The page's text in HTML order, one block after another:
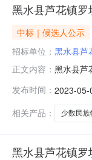
黑水县芦花镇
中标｜候选人公示
招标单位： 黑水县芦
正文内容： 黑水县芦
人黑水县
2023-
发布时间： 2023-05-
相关产品：
少数民族
黑水县芦花镇